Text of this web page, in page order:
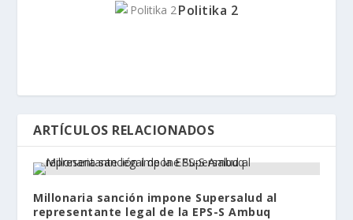
Politika 2
ARTÍCULOS RELACIONADOS
Millonaria sanción impone Supersalud al
representante legal de la EPS-S Ambuq